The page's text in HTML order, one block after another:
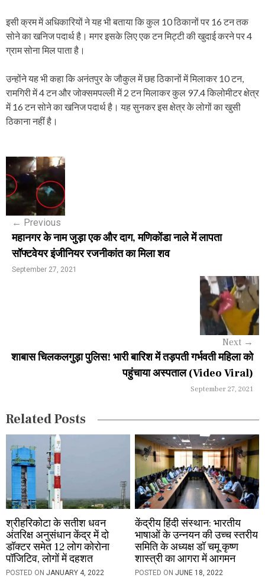
इसी क्रम में अधिकारियों ने यह भी बताया कि कुल 10 ठिकानों पर 16 टन तक
सोने का खनिज पदार्थ है। मगर इसके लिए एक टन मिट्टी की खुदाई करने पर 4
ग्राम सोना मिल पाता है।
उन्होंने यह भी कहा कि अनंतपुर के जौकुल में छह ठिकानों में मिलाकर 10 टन,
रामगिरी में 4 टन और जोक्समपल्ली में 2 टन मिलाकर कुल 97.4 किलोमीटर क्षेत्र
में 16 टन सोने का खनिज पदार्थ है। यह सुनकर इस क्षेत्र के लोगों का खुसी
ठिकाना नहीं है।
P
o
s
n
a
a
o
n
← Previous
महानगर के नाम जुड़ा एक और दाग, मणिकोंडा नाले में लापता
सॉफ्टवेयर इंजीनियर रजनीकांत का मिला शव
September 27, 2021
Next →
शाबास चिलकलगुड़ा पुलिस! भारी बारिश में तड़पती गर्भवती महिला को
पहुंचाया अस्पताल (Video Viral)
September 27, 2021
Related Posts
श्रीहरिकोटा के सतीश धवन
अंतरिक्ष अनुसंधान केंद्र में दो
डॉक्टर समेत 12 लोग कोरोना
पॉजिटिव, लोगों में दहशत
POSTED ON JANUARY 4, 2022
केंद्रीय हिंदी संस्‍थान: भारतीय
भाषाओं के उन्‍नयन की उच्‍च स्‍तरीय
समिति के अध्‍यक्ष डॉ चमू कृष्‍ण
शास्‍त्री का आगरा में आगमन
POSTED ONJUNE 18, 2022